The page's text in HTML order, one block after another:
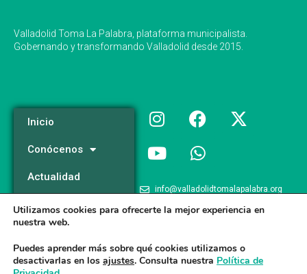
Valladolid Toma La Palabra, plataforma municipalista.
Gobernando y transformando Valladolid desde 2015.
Inicio
Conócenos
Actualidad
Programa
info@valladolidtomalapalabra.org
+34 983 426 124
Utilizamos cookies para ofrecerte la mejor experiencia en
nuestra web.
Puedes aprender más sobre qué cookies utilizamos o
desactivarlas en los ajustes. Consulta nuestra Política de